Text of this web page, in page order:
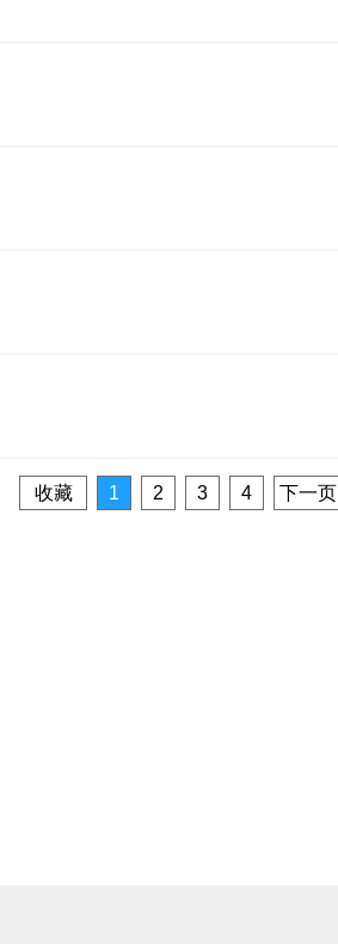
收藏 1 2 3 4 下一页